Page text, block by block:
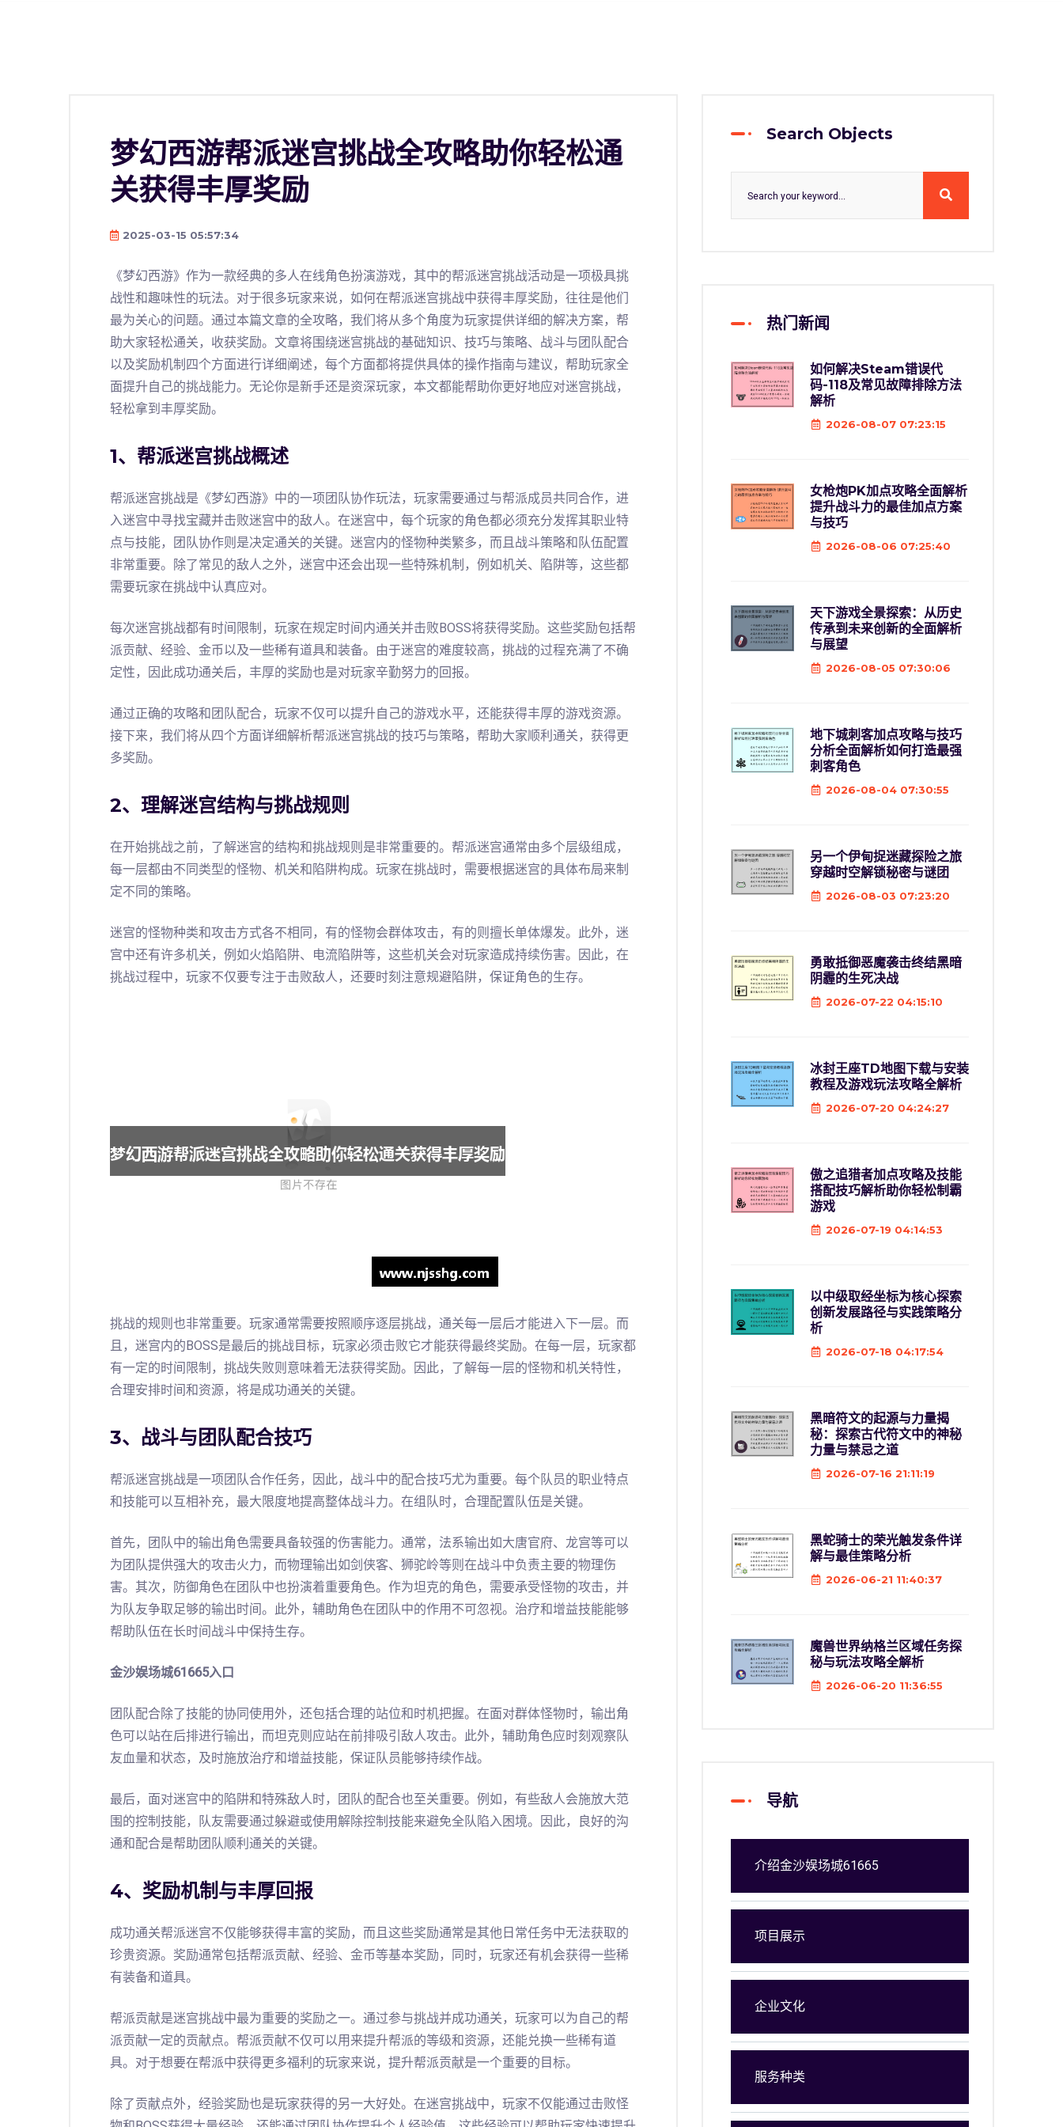
梦幻西游帮派迷宫挑战全攻略助你轻松通
关获得丰厚奖励
2025-03-15 05:57:34
《梦幻西游》作为一款经典的多人在线角色扮演游戏，其中的帮派迷宫挑战活动是一项极具挑
战性和趣味性的玩法。对于很多玩家来说，如何在帮派迷宫挑战中获得丰厚奖励，往往是他们
最为关心的问题。通过本篇文章的全攻略，我们将从多个角度为玩家提供详细的解决方案，帮
助大家轻松通关，收获奖励。文章将围绕迷宫挑战的基础知识、技巧与策略、战斗与团队配合
以及奖励机制四个方面进行详细阐述，每个方面都将提供具体的操作指南与建议，帮助玩家全
面提升自己的挑战能力。无论你是新手还是资深玩家，本文都能帮助你更好地应对迷宫挑战，
轻松拿到丰厚奖励。
1、帮派迷宫挑战概述
帮派迷宫挑战是《梦幻西游》中的一项团队协作玩法，玩家需要通过与帮派成员共同合作，进
入迷宫中寻找宝藏并击败迷宫中的敌人。在迷宫中，每个玩家的角色都必须充分发挥其职业特
点与技能，团队协作则是决定通关的关键。迷宫内的怪物种类繁多，而且战斗策略和队伍配置
非常重要。除了常见的敌人之外，迷宫中还会出现一些特殊机制，例如机关、陷阱等，这些都
需要玩家在挑战中认真应对。
每次迷宫挑战都有时间限制，玩家在规定时间内通关并击败BOSS将获得奖励。这些奖励包括帮
派贡献、经验、金币以及一些稀有道具和装备。由于迷宫的难度较高，挑战的过程充满了不确
定性，因此成功通关后，丰厚的奖励也是对玩家辛勤努力的回报。
通过正确的攻略和团队配合，玩家不仅可以提升自己的游戏水平，还能获得丰厚的游戏资源。
接下来，我们将从四个方面详细解析帮派迷宫挑战的技巧与策略，帮助大家顺利通关，获得更
多奖励。
2、理解迷宫结构与挑战规则
在开始挑战之前，了解迷宫的结构和挑战规则是非常重要的。帮派迷宫通常由多个层级组成，
每一层都由不同类型的怪物、机关和陷阱构成。玩家在挑战时，需要根据迷宫的具体布局来制
定不同的策略。
迷宫的怪物种类和攻击方式各不相同，有的怪物会群体攻击，有的则擅长单体爆发。此外，迷
宫中还有许多机关，例如火焰陷阱、电流陷阱等，这些机关会对玩家造成持续伤害。因此，在
挑战过程中，玩家不仅要专注于击败敌人，还要时刻注意规避陷阱，保证角色的生存。
挑战的规则也非常重要。玩家通常需要按照顺序逐层挑战，通关每一层后才能进入下一层。而
且，迷宫内的BOSS是最后的挑战目标，玩家必须击败它才能获得最终奖励。在每一层，玩家都
有一定的时间限制，挑战失败则意味着无法获得奖励。因此，了解每一层的怪物和机关特性，
合理安排时间和资源，将是成功通关的关键。
3、战斗与团队配合技巧
帮派迷宫挑战是一项团队合作任务，因此，战斗中的配合技巧尤为重要。每个队员的职业特点
和技能可以互相补充，最大限度地提高整体战斗力。在组队时，合理配置队伍是关键。
首先，团队中的输出角色需要具备较强的伤害能力。通常，法系输出如大唐官府、龙宫等可以
为团队提供强大的攻击火力，而物理输出如剑侠客、狮驼岭等则在战斗中负责主要的物理伤
害。其次，防御角色在团队中也扮演着重要角色。作为坦克的角色，需要承受怪物的攻击，并
为队友争取足够的输出时间。此外，辅助角色在团队中的作用不可忽视。治疗和增益技能能够
帮助队伍在长时间战斗中保持生存。
金沙娱场城61665入口
团队配合除了技能的协同使用外，还包括合理的站位和时机把握。在面对群体怪物时，输出角
色可以站在后排进行输出，而坦克则应站在前排吸引敌人攻击。此外，辅助角色应时刻观察队
友血量和状态，及时施放治疗和增益技能，保证队员能够持续作战。
最后，面对迷宫中的陷阱和特殊敌人时，团队的配合也至关重要。例如，有些敌人会施放大范
围的控制技能，队友需要通过躲避或使用解除控制技能来避免全队陷入困境。因此，良好的沟
通和配合是帮助团队顺利通关的关键。
4、奖励机制与丰厚回报
成功通关帮派迷宫不仅能够获得丰富的奖励，而且这些奖励通常是其他日常任务中无法获取的
珍贵资源。奖励通常包括帮派贡献、经验、金币等基本奖励，同时，玩家还有机会获得一些稀
有装备和道具。
帮派贡献是迷宫挑战中最为重要的奖励之一。通过参与挑战并成功通关，玩家可以为自己的帮
派贡献一定的贡献点。帮派贡献不仅可以用来提升帮派的等级和资源，还能兑换一些稀有道
具。对于想要在帮派中获得更多福利的玩家来说，提升帮派贡献是一个重要的目标。
除了贡献点外，经验奖励也是玩家获得的另一大好处。在迷宫挑战中，玩家不仅能通过击败怪
Search Objects
热门新闻
如何解决Steam错误代
码-118及常见故障排除方法
解析
2026-08-07 07:23:15
女枪炮PK加点攻略全面解析
提升战斗力的最佳加点方案
与技巧
2026-08-06 07:25:40
天下游戏全景探索：从历史
传承到未来创新的全面解析
与展望
2026-08-05 07:30:06
地下城刺客加点攻略与技巧
分析全面解析如何打造最强
刺客角色
2026-08-04 07:30:55
另一个伊甸捉迷藏探险之旅
穿越时空解锁秘密与谜团
2026-08-03 07:23:20
勇敢抵御恶魔袭击终结黑暗
阴霾的生死决战
2026-07-22 04:15:10
冰封王座TD地图下载与安装
教程及游戏玩法攻略全解析
2026-07-20 04:24:27
傲之追猎者加点攻略及技能
搭配技巧解析助你轻松制霸
游戏
2026-07-19 04:14:53
以中级取经坐标为核心探索
创新发展路径与实践策略分
析
2026-07-18 04:17:54
黑暗符文的起源与力量揭
秘：探索古代符文中的神秘
力量与禁忌之道
2026-07-16 21:11:19
黑蛇骑士的荣光触发条件详
解与最佳策略分析
2026-06-21 11:40:37
魔兽世界纳格兰区域任务探
秘与玩法攻略全解析
2026-06-20 11:36:55
导航
介绍金沙娱场城61665
项目展示
企业文化
服务种类